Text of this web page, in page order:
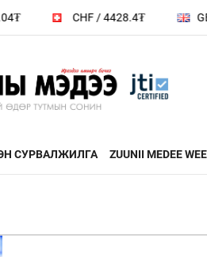
CHF / 4428.4₮ GBP / 4832.86₮
СУРВАЛЖИЛГА ZUUNII MEDEE
ОЙЛГОЛТОО